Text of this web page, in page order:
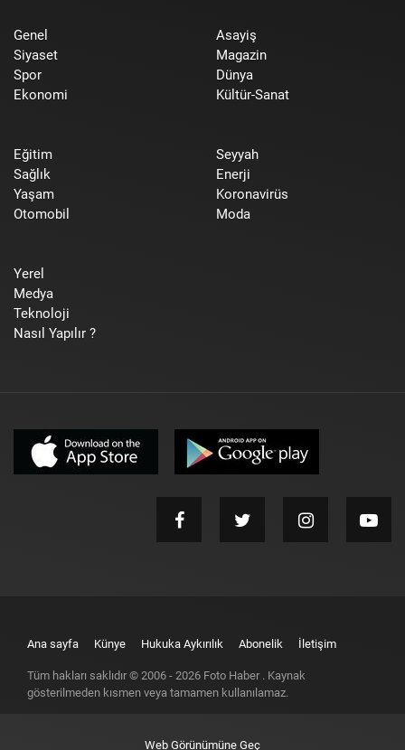
Genel
Siyaset
Spor
Ekonomi
Asayiş
Magazin
Dünya
Kültür-Sanat
Eğitim
Sağlık
Yaşam
Otomobil
Seyyah
Enerji
Koronavirüs
Moda
Yerel
Medya
Teknoloji
Nasıl Yapılır ?
Ana sayfa Künye Hukuka Aykırılık Abonelik İletişim
Tüm hakları saklıdır © 2006 - 2026 Foto Haber . Kaynak
gösterilmeden kısmen veya tamamen kullanılamaz.
Web Görünümüne Geç